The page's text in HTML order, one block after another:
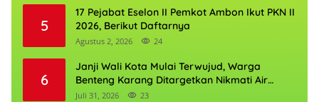
5
17 Pejabat Eselon II Pemkot Ambon Ikut PKN II
2026, Berikut Daftarnya
Agustus 2, 2026 24
6
Janji Wali Kota Mulai Terwujud, Warga
Benteng Karang Ditargetkan Nikmati Air
Bersih Pekan Kedua Agustus
Juli 31, 2026 23